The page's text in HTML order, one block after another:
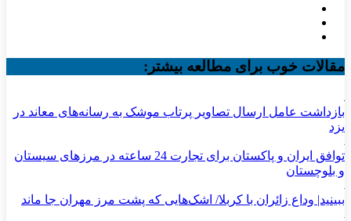
مقالات خوب برای مطالعه بیشتر:
بازداشت عامل ارسال تصاویر پرتاب موشک به رسانه‌های معاند در
یزد
توافق ایران و پاکستان برای تجارت 24 ساعته در مرزهای سیستان
و بلوچستان
ببینید| وداع زائران با کربلا/ اشک‌هایی که پشت مرز مهران جا ماند